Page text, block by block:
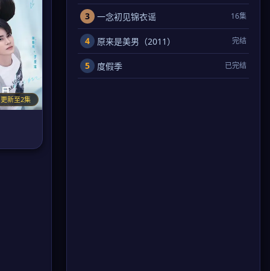
更新至2集
3 一念初见锦衣谣 16集
4 原来是美男（2011） 完结
5 度假季 已完结